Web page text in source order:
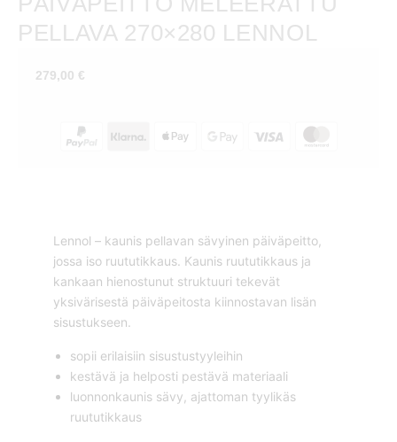
PELLAVA 270×280 LENNOL
279,00 €
Lennol – kaunis pellavan sävyinen päiväpeitto,
jossa iso ruututikkaus. Kaunis ruututikkaus ja
kankaan hienostunut struktuuri tekevät
yksivärisestä päiväpeitosta kiinnostavan lisän
sisustukseen.
sopii erilaisiin sisustustyyleihin
kestävä ja helposti pestävä materiaali
luonnonkaunis sävy, ajattoman tyylikäs
ruututikkaus